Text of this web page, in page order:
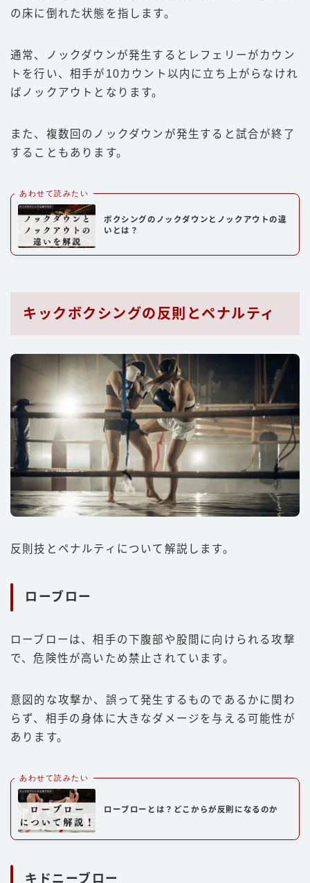
の床に倒れた状態を指します。
通常、ノックダウンが発生するとレフェリーがカウン
トを行い、相手が10カウント以内に立ち上がらなけれ
ばノックアウトとなります。
また、複数回のノックダウンが発生すると試合が終了
することもあります。
あわせて読みたい
ボクシングのノックダウンとノックアウトの違
いとは？
キックボクシングの反則とペナルティ
反則技とペナルティについて解説します。
ローブロー
ローブローは、相手の下腹部や股間に向けられる攻撃
で、危険性が高いため禁止されています。
意図的な攻撃か、誤って発生するものであるかに関わ
らず、相手の身体に大きなダメージを与える可能性が
あります。
あわせて読みたい
ローブローとは？どこからが反則になるのか
キドニーブロー